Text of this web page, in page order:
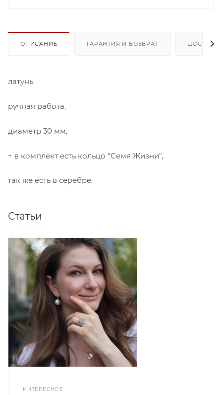
ОПИСАНИЕ ГАРАНТИЯ И ВОЗВРАТ
латунь
ручная работа,
диаметр 30 мм,
+ в комплект есть кольцо "Семя Жизни",
так же есть в серебре.
Статьи
ИНТЕРЕСНОЕ